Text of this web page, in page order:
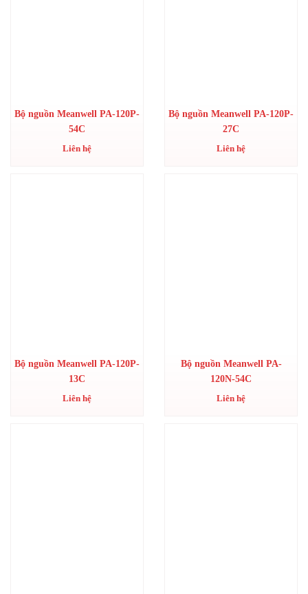
Bộ nguồn Meanwell PA-120P-
54C
Liên hệ
Bộ nguồn Meanwell PA-120P-
27C
Liên hệ
Bộ nguồn Meanwell PA-120P-
13C
Liên hệ
Bộ nguồn Meanwell PA-
120N-54C
Liên hệ